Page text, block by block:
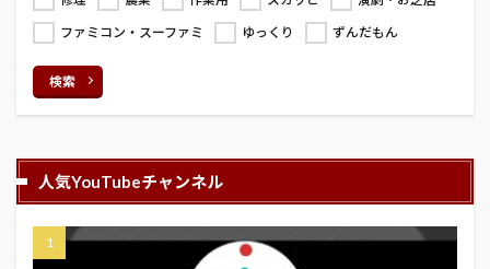
ファミコン・スーファミ
ゆっくり ずんだもん
検索
人気YouTubeチャンネル